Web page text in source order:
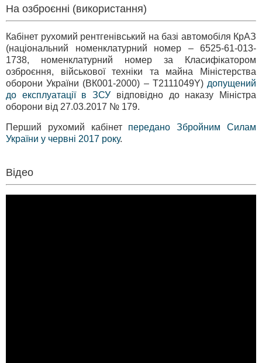
На озброєнні (використання)
Кабінет рухомий рентгенівський на базі автомобіля КрАЗ
(національний номенклатурний номер – 6525-61-013-
1738, номенклатурний номер за Класифікатором
озброєння, військової техніки та майна Міністерства
оборони України (ВК001-2000) – Т2111049Y)допущений
до експлуатації в ЗСУ відповідно до наказу Міністра
оборони від 27.03.2017 № 179.
Перший рухомий кабінет передано Збройним Силам
України у червні 2017 року.
Відео